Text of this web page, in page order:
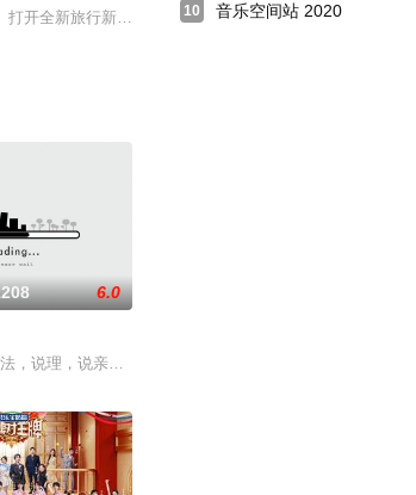
、李沁、魏晨、段星星、大王、刘人语担任恋爱侦查员。
打开全新旅行新方式，做新时代的“远游者”，感受新时代
为建构时代常识，享受
。从2010年开始，《男生女生向前冲》已经连续播出三年
6.0
，说理，说亲情。第三调解室是国内第一档具有法律效力
10 音乐空间站 2020